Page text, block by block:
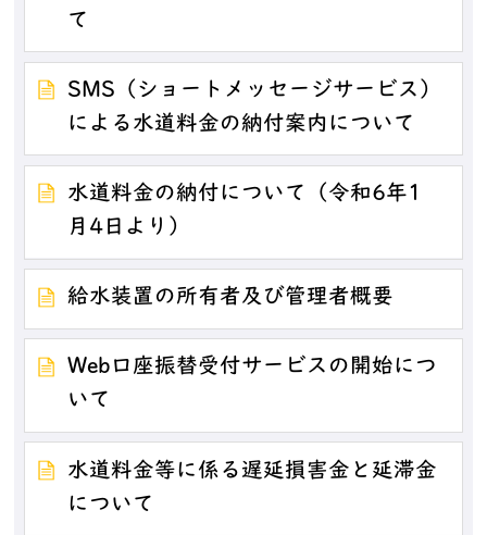
て
SMS（ショートメッセージサービス）
による水道料金の納付案内について
水道料金の納付について（令和6年1
月4日より）
給水装置の所有者及び管理者概要
Web口座振替受付サービスの開始につ
いて
水道料金等に係る遅延損害金と延滞金
について